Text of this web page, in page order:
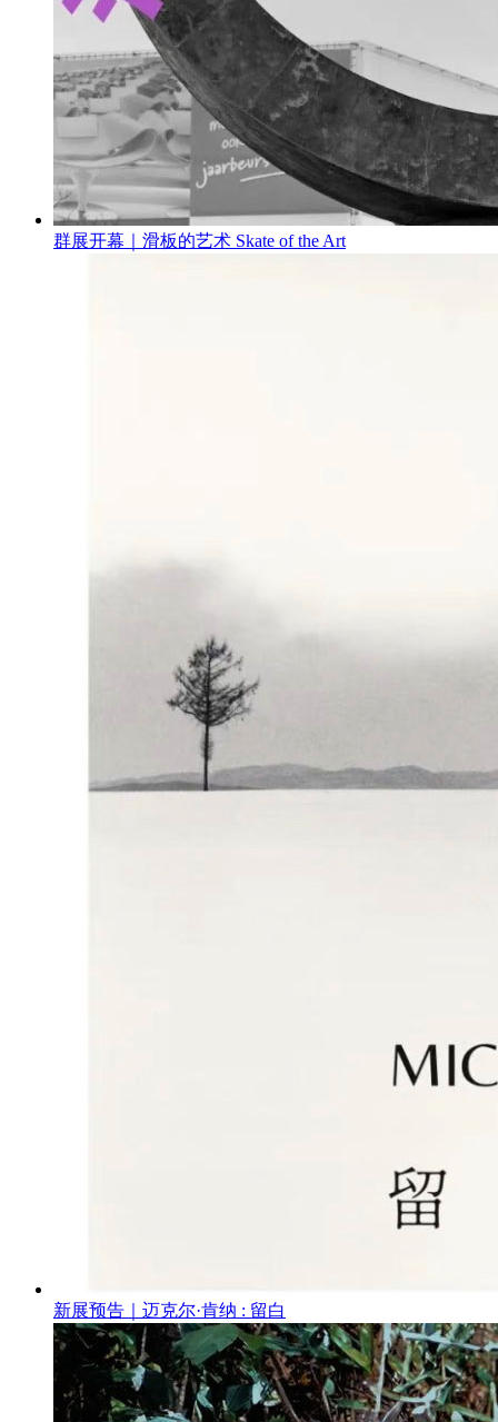
群展开幕｜滑板的艺术 Skate of the Art
新展预告｜迈克尔·肯纳 : 留白